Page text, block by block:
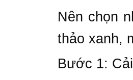
Nên chọn
thảo xanh,
Bước 1: